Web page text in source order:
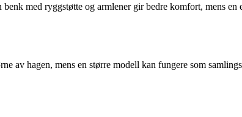
med ryggstøtte og armlener gir bedre komfort, mens en
av hagen, mens en større modell kan fungere som